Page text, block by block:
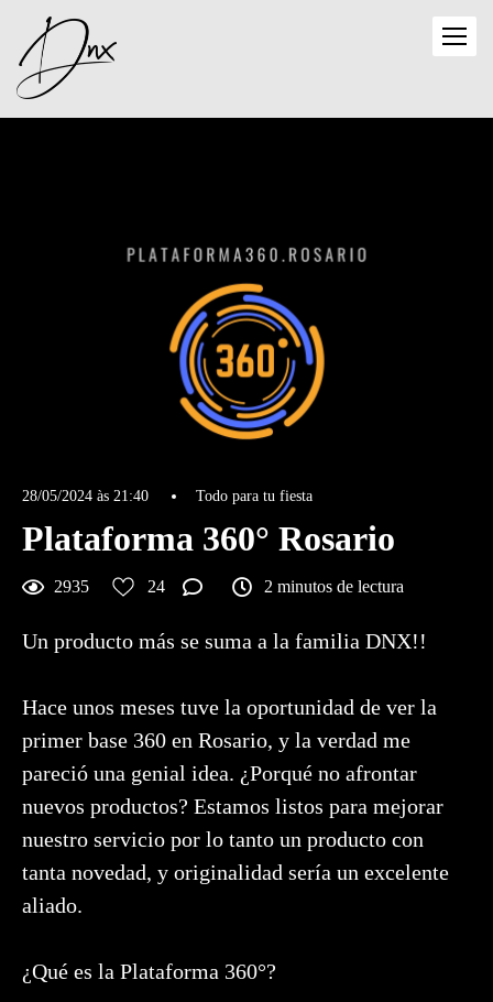
28/05/2024 às 21:40 Todo para tu fiesta
Plataforma 360° Rosario
2935 24 2 minutos de lectura
Un producto más se suma a la familia DNX!!
Hace unos meses tuve la oportunidad de ver la
primer base 360 en Rosario, y la verdad me
pareció una genial idea. ¿Porqué no afrontar
nuevos productos? Estamos listos para mejorar
nuestro servicio por lo tanto un producto con
tanta novedad, y originalidad sería un excelente
aliado.
¿Qué es la Plataforma 360°?